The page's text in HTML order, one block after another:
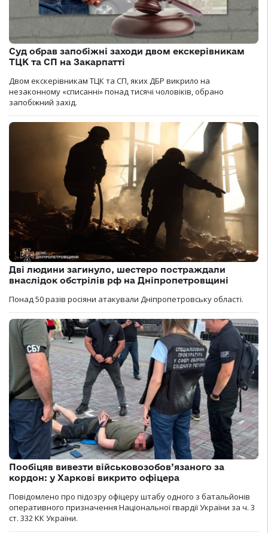
Суд обрав запобіжні заходи двом екскерівникам
ТЦК та СП на Закарпатті
Двом екскерівникам ТЦК та СП, яких ДБР викрило на
незаконному «списанні» понад тисячі чоловіків, обрано
запобіжний захід.
Дві людини загинуло, шестеро постраждали
внаслідок обстрілів рф на Дніпропетровщині
Понад 50 разів росіяни атакували Дніпропетровську області.
Пообіцяв вивезти військовозобов’язаного за
кордон: у Харкові викрито офіцера
Повідомлено про підозру офіцеру штабу одного з батальйонів
оперативного призначення Національної гвардії України за ч. 3
ст. 332 КК України.